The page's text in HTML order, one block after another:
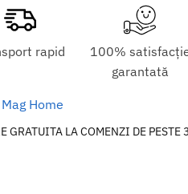
250,00 lei.
rapid
100%
garantată
Home
GRATUITA LA COMENZI DE PESTE